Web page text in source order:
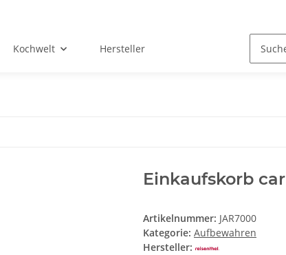
Kochwelt Hersteller
Einkaufskorb
Artikelnummer: JAR7000
Kategorie: Aufbewahren
Hersteller: